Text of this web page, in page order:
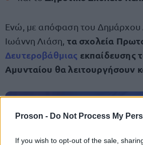
Proson - Do Not Process My
If you wish to opt-out of the sale,
Ενώ, με απόφαση του Δημάρχου
Ιωάννη Λιάση, τα σχολεία
Δευτεροβάθμιας εκπαίδευσης
Αμυνταίου θα λειτουργήσουν
ΑΣΕΠ: Πιστοποίηση